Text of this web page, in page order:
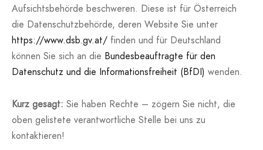
Aufsichtsbehörde beschweren. Diese ist für Österreich
die Datenschutzbehörde, deren Website Sie unter
https://www.dsb.gv.at/ finden und für Deutschland
können Sie sich an die Bundesbeauftragte für den
Datenschutz und die Informationsfreiheit (BfDI) wenden.
Kurz gesagt: Sie haben Rechte – zögern Sie nicht, die
oben gelistete verantwortliche Stelle bei uns zu
kontaktieren!